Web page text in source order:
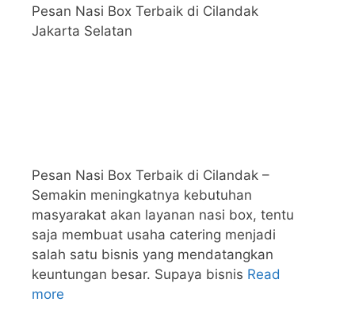
Pesan Nasi Box Terbaik di Cilandak
Jakarta Selatan
Pesan Nasi Box Terbaik di Cilandak –
Semakin meningkatnya kebutuhan
masyarakat akan layanan nasi box, tentu
saja membuat usaha catering menjadi
salah satu bisnis yang mendatangkan
keuntungan besar. Supaya bisnis Read
more